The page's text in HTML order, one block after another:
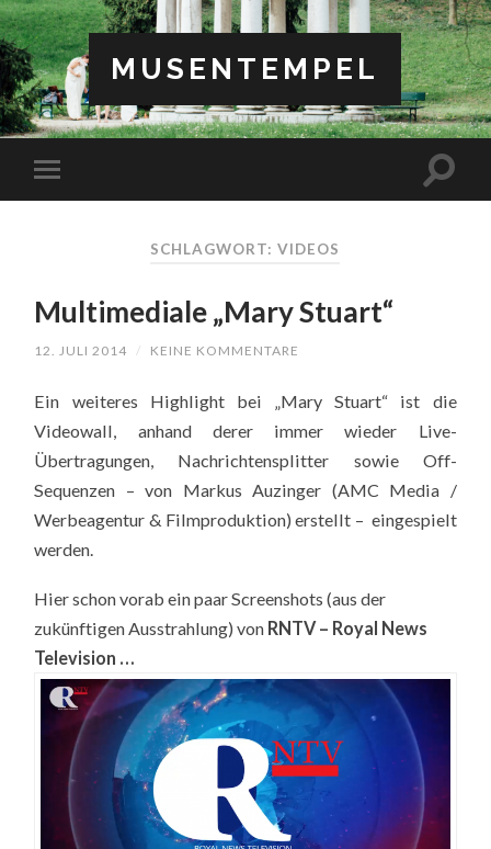
MUSENTEMPEL
SCHLAGWORT: VIDEOS
Multimediale „Mary Stuart“
12. JULI 2014 / KEINE KOMMENTARE
Ein weiteres Highlight bei „Mary Stuart“ ist die
Videowall, anhand derer immer wieder Live-
Übertragungen, Nachrichtensplitter sowie Off-
Sequenzen – von Markus Auzinger (AMC Media /
Werbeagentur & Filmproduktion) erstellt – eingespielt
werden.
Hier schon vorab ein paar Screenshots (aus der
zukünftigen Ausstrahlung) von RNTV – Royal News
Television …